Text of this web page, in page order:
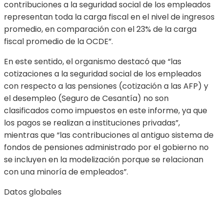
contribuciones a la seguridad social de los empleados
representan toda la carga fiscal en el nivel de ingresos
promedio, en comparación con el 23% de la carga
fiscal promedio de la OCDE”.
En este sentido, el organismo destacó que “las
cotizaciones a la seguridad social de los empleados
con respecto a las pensiones (cotización a las AFP) y
el desempleo (Seguro de Cesantía) no son
clasificados como impuestos en este informe, ya que
los pagos se realizan a instituciones privadas”,
mientras que “las contribuciones al antiguo sistema de
fondos de pensiones administrado por el gobierno no
se incluyen en la modelización porque se relacionan
con una minoría de empleados”.
Datos globales